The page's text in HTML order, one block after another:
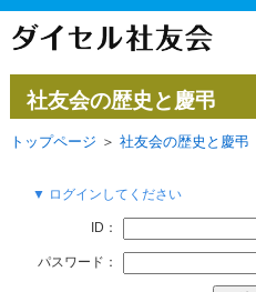
社友会の歴史と慶弔
トップページ ＞ 社友会の歴史と慶弔
▼ ログインしてください
ID：
パスワード：